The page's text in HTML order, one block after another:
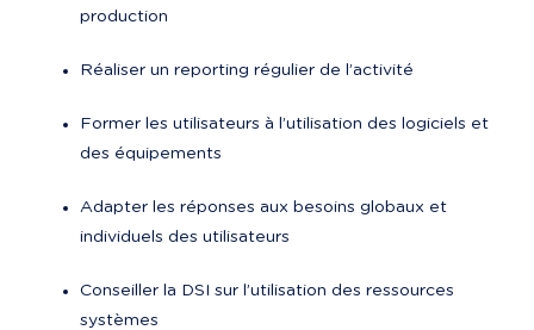
production
Réaliser un reporting régulier de l’activité
Former les utilisateurs à l’utilisation des logiciels et
des équipements
Adapter les réponses aux besoins globaux et
individuels des utilisateurs
Conseiller la DSI sur l’utilisation des ressources
systèmes